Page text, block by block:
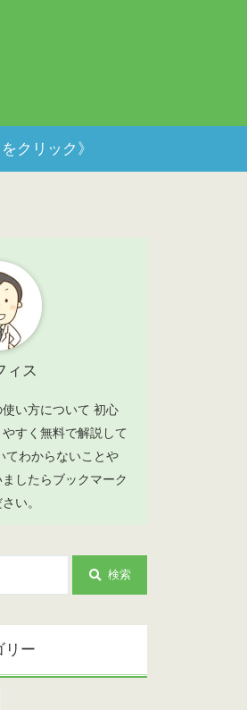
クリック》
ィス
い方について 初心
すく無料で解説して
てわからないことや
したらブックマーク
い。
検索
リー